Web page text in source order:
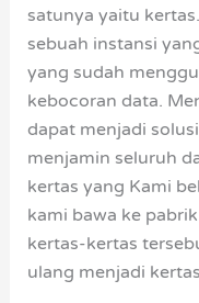
satunya yaitu
sebuah instansi
yang sudah
kebocoran data.
dapat menjadi
menjamin seluruh
kertas yang Kami
kami bawa ke
kertas-kertas
ulang menjadi